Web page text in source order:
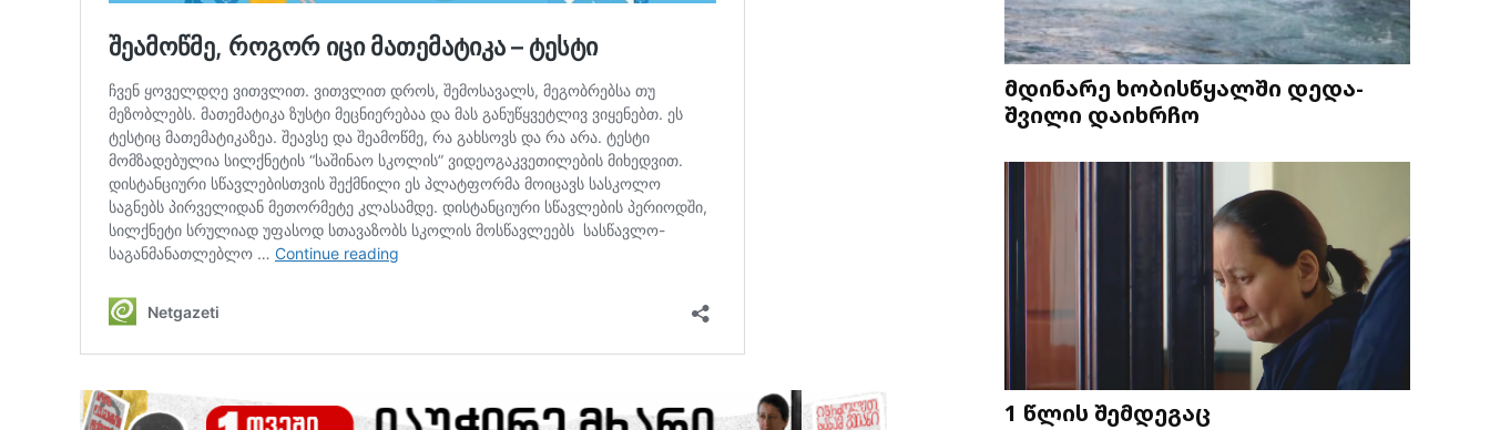
მდინარე ხობისწყალში დედა-
შვილი დაიხრჩო
1 წლის შემდეგაც